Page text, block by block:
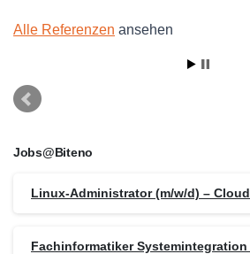
Alle Referenzen ansehen
Jobs@Biteno
Linux-Administrator (m/w/d) –
Fachinformatiker Systemintegration